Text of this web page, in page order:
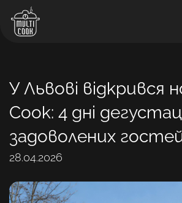
У Львові відкрився
Cook: 4 дні
задоволених
28.04.2026